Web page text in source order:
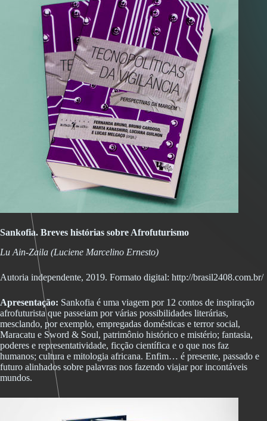
Sankofia. Breves histórias sobre Afrofuturismo
Lu Ain-Zaila (Luciene Marcelino Ernesto)
Autoria independente, 2019. Formato digital: http://brasil2408.com.br/
Apresentação: Sankofia é uma viagem por 12 contos de inspiração
afrofuturista que passeiam por várias possibilidades literárias,
mesclando, por exemplo, empregadas domésticas e terror social,
Maracatu e Sword & Soul, patrimônio histórico e mistério; fantasia,
poderes e representatividade, ficção científica e o que nos faz
humanos; cultura e mitologia africana. Enfim… é presente, passado e
futuro alinhados sobre palavras nos fazendo viajar por incontáveis
mundos.